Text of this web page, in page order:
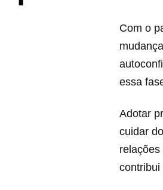
Com o
essa
Adotar
cuidar
contribui